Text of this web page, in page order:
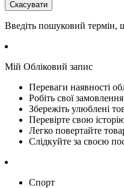
Скасувати
Введіть пошуковий термін,
Мій Обліковий запис
Переваги наявності
Робіть свої
Збережіть улюблені
Перевірте свою
Легко повертайте
Слідкуйте за своєю
Спорт